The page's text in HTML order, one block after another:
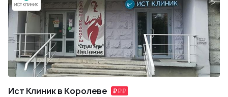
Ист Клиник в Королеве